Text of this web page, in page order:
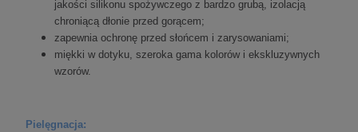
jakości silikonu spożywczego z bardzo grubą, izolacją
chroniącą dłonie przed gorącem;
zapewnia ochronę przed słońcem i zarysowaniami;
miękki w dotyku, szeroka gama kolorów i ekskluzywnych
wzorów.
Pielęgnacja: